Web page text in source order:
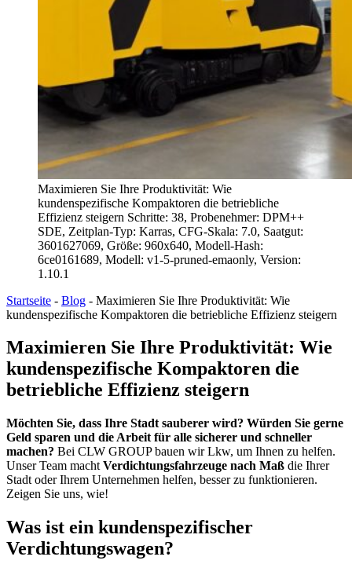
Maximieren Sie Ihre Produktivität: Wie
kundenspezifische Kompaktoren die betriebliche
Effizienz steigern Schritte: 38, Probenehmer: DPM++
SDE, Zeitplan-Typ: Karras, CFG-Skala: 7.0, Saatgut:
3601627069, Größe: 960x640, Modell-Hash:
6ce0161689, Modell: v1-5-pruned-emaonly, Version:
1.10.1
Startseite - Blog - Maximieren Sie Ihre Produktivität: Wie
kundenspezifische Kompaktoren die betriebliche Effizienz steigern
Maximieren Sie Ihre Produktivität: Wie
kundenspezifische Kompaktoren die
betriebliche Effizienz steigern
Möchten Sie, dass Ihre Stadt sauberer wird? Würden Sie gerne
Geld sparen und die Arbeit für alle sicherer und schneller
machen? Bei CLW GROUP bauen wir Lkw, um Ihnen zu helfen.
Unser Team macht Verdichtungsfahrzeuge nach Maß die Ihrer
Stadt oder Ihrem Unternehmen helfen, besser zu funktionieren.
Zeigen Sie uns, wie!
Was ist ein kundenspezifischer
Verdichtungswagen?